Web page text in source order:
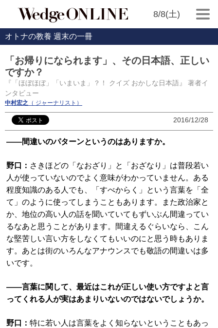
8/8(土)
オトナの教養 週末の一冊
「お帰りになられます」、その日本語、正しい
ですか？
『「ほぼほぼ」「いまいま」？！ クイズ おかしな日本語』 著者イ
ンタビュー
中村宏之 （ ジャーナリスト）
2016/12/28
――間違いのパターンというのはありますか。
野口： さきほどの「なおざり」と「おざなり」は普段若い
人が使っていないのでよく意味がわかっていません。ある
程度知識のある人でも、「すべからく」という言葉を「全
て」のように使ってしまうこともあります。また政治家と
か、地位の高い人の話を聞いていてもずいぶん間違ってい
るなあと思うことがあります。間違えるぐらいなら、こん
な堅苦しい言い方をしなくてもいいのにと思う時もありま
す。あとは街のいろんなアナウンスでも敬語の間違いは多
いです。
――言葉に関して、最近はこれが正しい使い方ですよと言
ってくれる人が実はあまりいないのではないでしょうか。
野口：特に若い人は言葉をよく知らないということもあっ